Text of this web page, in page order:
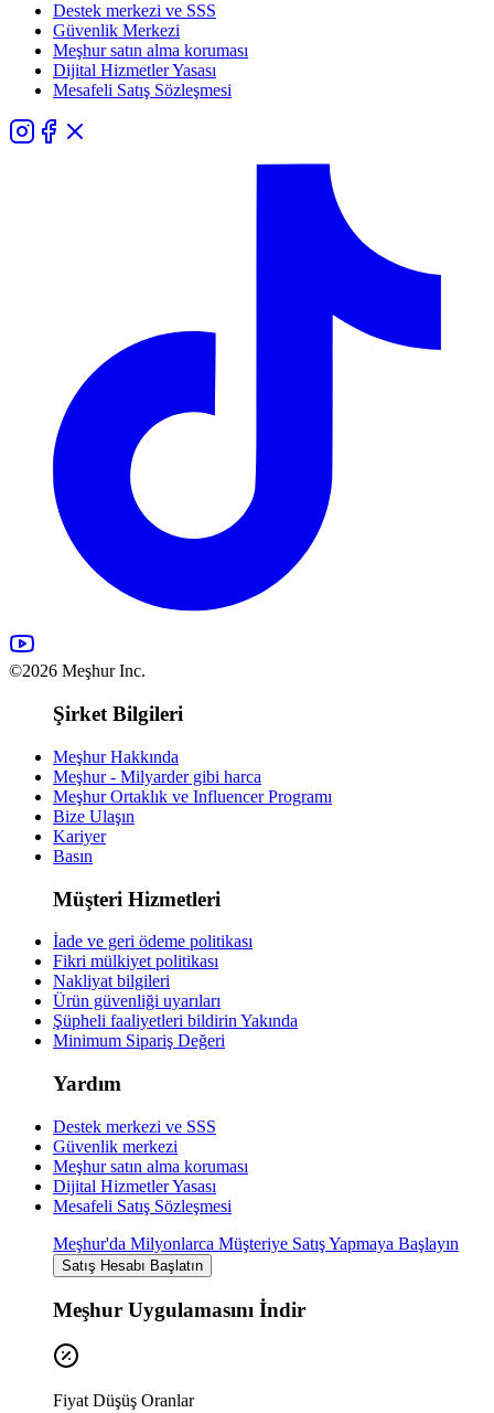
Destek merkezi ve SSS
Güvenlik Merkezi
Meşhur satın alma koruması
Dijital Hizmetler Yasası
Mesafeli Satış Sözleşmesi
©2026 Meşhur Inc.
Şirket Bilgileri
Meşhur Hakkında
Meşhur - Milyarder gibi harca
Meşhur Ortaklık ve Influencer Programı
Bize Ulaşın
Kariyer
Basın
Müşteri Hizmetleri
İade ve geri ödeme politikası
Fikri mülkiyet politikası
Nakliyat bilgileri
Ürün güvenliği uyarıları
Şüpheli faaliyetleri bildirin Yakında
Minimum Sipariş Değeri
Yardım
Destek merkezi ve SSS
Güvenlik merkezi
Meşhur satın alma koruması
Dijital Hizmetler Yasası
Mesafeli Satış Sözleşmesi
Meşhur'da Milyonlarca Müşteriye Satış Yapmaya Başlayın
Satış Hesabı Başlatın
Meşhur Uygulamasını İndir
Fiyat Düşüş Oranlar